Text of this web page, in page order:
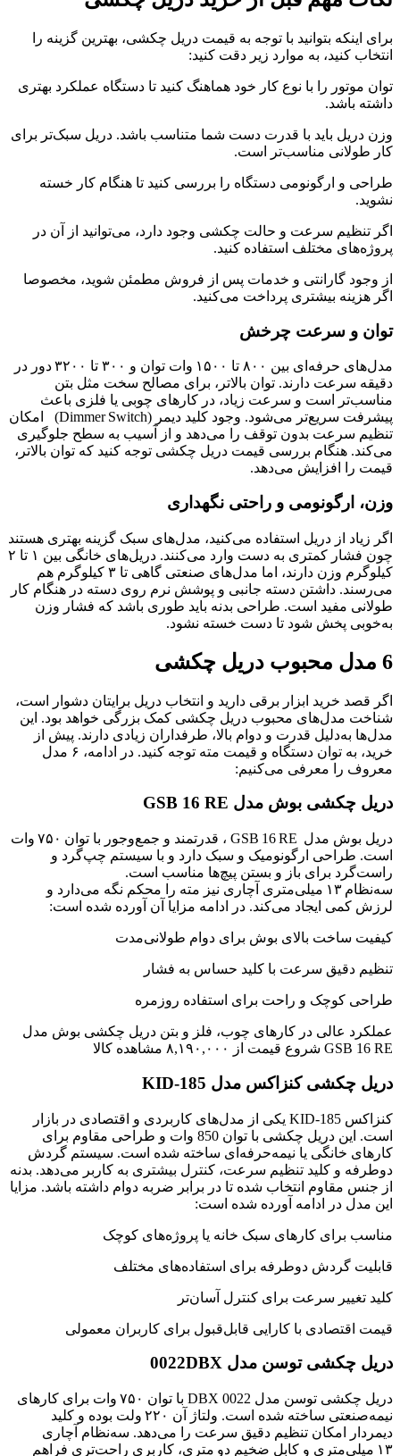
برای اینکه بتوانید با توجه به قیمت دریل چکشی، بهترین گزینه را
انتخاب کنید، به موارد زیر دقت کنید:
توان موتور را با نوع کار خود هماهنگ کنید تا دستگاه عملکرد بهتری
داشته باشد.
وزن دریل باید با قدرت دست شما متناسب باشد. دریل سبک‌تر برای
کار طولانی مناسب‌تر است.
طراحی و ارگونومی دستگاه را بررسی کنید تا هنگام کار خسته
نشوید.
اگر تنظیم سرعت و حالت چکشی وجود دارد، می‌توانید از آن در
پروژه‌های مختلف استفاده کنید.
از وجود گارانتی و خدمات پس از فروش مطمئن شوید، مخصوصا
اگر هزینه بیشتری پرداخت می‌کنید.
توان و سرعت چرخش
مدل‌های حرفه‌ای بین ۸۰۰ تا ۱۵۰۰ وات توان و ۳۰۰ تا ۳۲۰۰ دور در
دقیقه سرعت دارند. توان بالاتر، برای مصالح سخت‌ مثل بتن
مناسب‌تر است و سرعت زیاد، در کارهای چوبی یا فلزی باعث
پیشرفت سریع‌تر می‌شود. وجود کلید دیمر (Dimmer Switch) امکان
تنظیم سرعت بدون توقف را می‌دهد و از آسیب به سطح جلوگیری
می‌کند. هنگام بررسی قیمت دریل چکشی توجه کنید که توان بالاتر،
قیمت را افزایش می‌دهد.
وزن، ارگونومی و راحتی نگهداری
اگر زیاد از دریل استفاده می‌کنید، مدل‌های سبک گزینه بهتری هستند
چون فشار کمتری به دست وارد می‌کنند. دریل‌های خانگی بین ۱ تا ۲
کیلوگرم وزن دارند، اما مدل‌های صنعتی گاهی تا ۳ کیلوگرم هم
می‌رسند. داشتن دسته جانبی و پوشش نرم روی دسته در هنگام کار
طولانی مفید است. طراحی بدنه باید طوری باشد که فشار وزن
به‌خوبی پخش شود تا دست خسته نشود.
6 مدل محبوب دریل چکشی
اگر قصد خرید ابزار برقی دارید و انتخاب دریل برایتان دشوار است،
شناخت مدل‌های محبوب دریل چکشی کمک بزرگی خواهد بود. این
مدل‌ها به‌دلیل قدرت و دوام بالا، طرفداران زیادی دارند. پیش از
خرید، به توان دستگاه و قیمت مته توجه کنید. در ادامه، ۶ مدل
معروف را معرفی می‌کنیم:
دریل چکشی بوش مدل GSB 16 RE
دریل بوش مدل GSB 16 RE ، قدرتمند و جمع‌وجور با توان ۷۵۰ وات
است. طراحی ارگونومیک و سبک دارد و با سیستم چپ‌گرد و
راست‌گرد برای باز و بستن پیچ‌ها مناسب است.
سه‌نظام ۱۳ میلی‌متری آچاری نیز مته را محکم نگه می‌دارد و
لرزش کمی ایجاد می‌کند. در ادامه مزایا آن آورده شده است:
کیفیت ساخت بالای بوش برای دوام طولانی‌مدت
تنظیم دقیق سرعت با کلید حساس به فشار
طراحی کوچک و راحت برای استفاده روزمره
عملکرد عالی در کارهای چوب، فلز و بتن دریل چکشی بوش مدل
GSB 16 RE شروع قیمت از ۸,۱۹۰,۰۰۰ مشاهده کالا
دریل چکشی کنزاکس مدل KID-185
کنزاکس KID-185 یکی از مدل‌های کاربردی و اقتصادی در بازار
است. این دریل چکشی با توان 850 وات و طراحی مقاوم برای
کارهای خانگی یا نیمه‌حرفه‌ای ساخته شده است. سیستم گردش
دوطرفه و کلید تنظیم سرعت، کنترل بیشتری به کاربر می‌دهد. بدنه
از جنس مقاوم انتخاب شده تا در برابر ضربه دوام داشته باشد. مزایا
این مدل در ادامه آورده شده است:
مناسب برای کارهای سبک خانه یا پروژه‌های کوچک
قابلیت گردش دوطرفه برای استفاده‌های مختلف
کلید تغییر سرعت برای کنترل آسان‌تر
قیمت اقتصادی با کارایی قابل‌قبول برای کاربران معمولی
دریل چکشی توسن مدل 0022DBX
دریل چکشی توسن مدل 0022 DBX با توان ۷۵۰ وات برای کارهای
نیمه‌صنعتی ساخته شده است. ولتاژ آن ۲۲۰ ولت بوده و کلید
دیمردار امکان تنظیم دقیق سرعت را می‌دهد. سه‌نظام آچاری
۱۳ میلی‌متری و کابل ضخیم دو متری، کاربری راحت‌تری فراهم